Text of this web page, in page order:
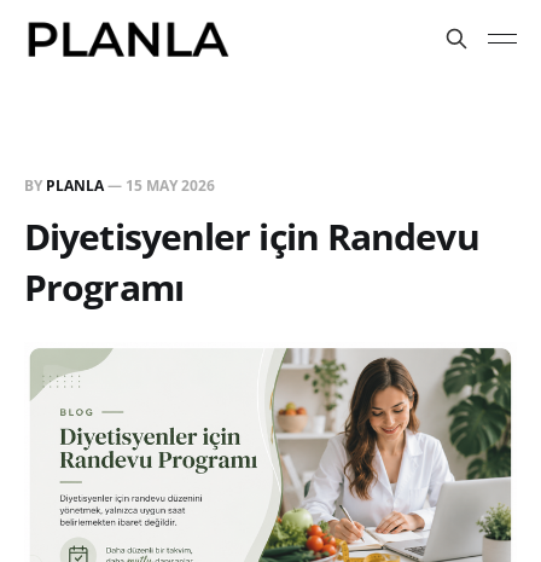
BY PLANLA— 15 MAY 2026
Diyetisyenler için Randevu
Programı